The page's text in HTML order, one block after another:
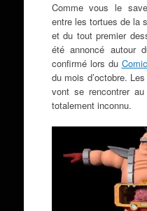
Comme vous le
entre les tortues de la
et du tout premier
été annoncé autour
confirmé lors du
du mois d’octobre.
vont se rencontrer
totalement inconnu.